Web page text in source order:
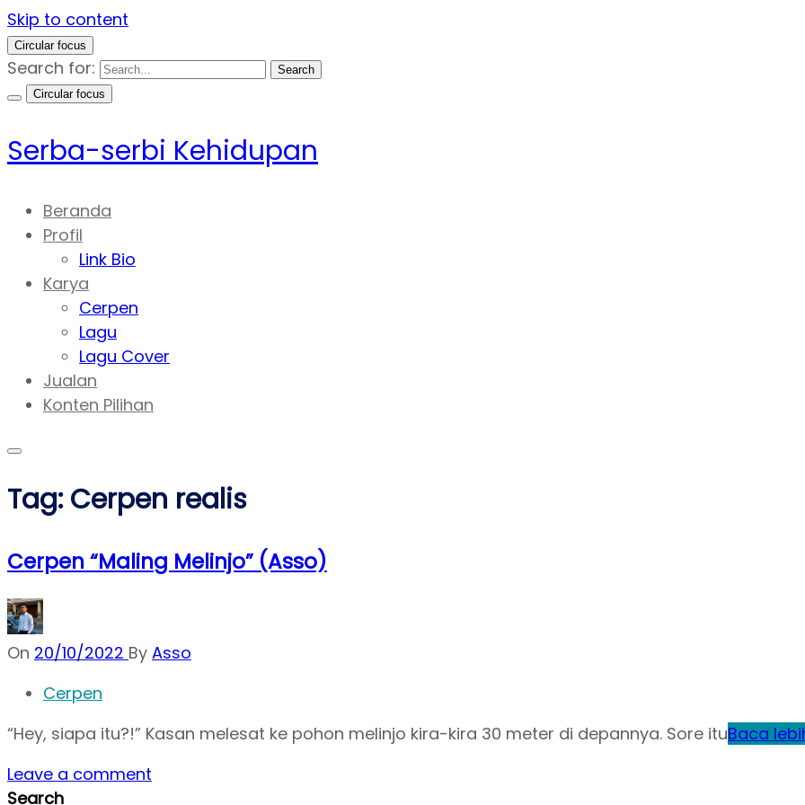
Skip to content
Circular focus
Search for:
Search
Circular focus
Serba-serbi Kehidupan
Beranda
Profil
Link Bio
Karya
Cerpen
Lagu
Lagu Cover
Jualan
Konten Pilihan
Tag:Cerpen realis
Cerpen “Maling Melinjo” (Asso)
On 20/10/2022 By Asso
Cerpen
“Hey, siapa itu?!” Kasan melesat ke pohon melinjo kira-kira 30 meter di depannya. Sore ituBaca
Leave a comment
Search